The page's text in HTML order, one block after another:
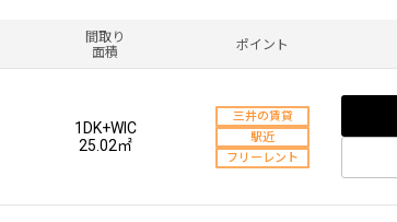
間取り
面積
ポイント
1DK+WIC
25.02㎡
三井の賃貸
駅近
フリーレント